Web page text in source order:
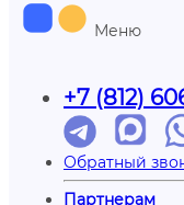
Меню
+7 (812)
Обратный
Партнерам